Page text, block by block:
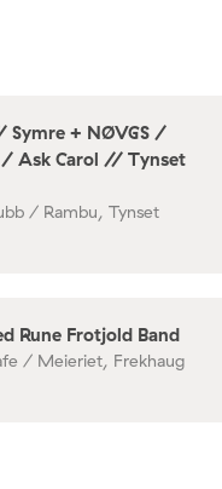
Symre + NØVGS /
Ask Carol // Tynset
/ Rambu, Tynset
Rune Frotjold Band
/ Meieriet, Frekhaug